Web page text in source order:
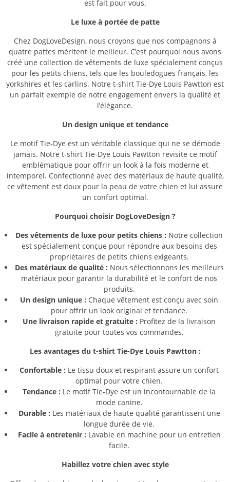
est fait pour vous.
Le luxe à portée de patte
Chez DogLoveDesign, nous croyons que nos compagnons à
quatre pattes méritent le meilleur. C’est pourquoi nous avons
créé une collection de vêtements de luxe spécialement conçus
pour les petits chiens, tels que les bouledogues français, les
yorkshires et les carlins. Notre t-shirt Tie-Dye Louis Pawtton est
un parfait exemple de notre engagement envers la qualité et
l’élégance.
Un design unique et tendance
Le motif Tie-Dye est un véritable classique qui ne se démode
jamais. Notre t-shirt Tie-Dye Louis Pawtton revisite ce motif
emblématique pour offrir un look à la fois moderne et
intemporel. Confectionné avec des matériaux de haute qualité,
ce vêtement est doux pour la peau de votre chien et lui assure
un confort optimal.
Pourquoi choisir DogLoveDesign ?
Des vêtements de luxe pour petits chiens : Notre collection
est spécialement conçue pour répondre aux besoins des
propriétaires de petits chiens exigeants.
Des matériaux de qualité : Nous sélectionnons les meilleurs
matériaux pour garantir la durabilité et le confort de nos
produits.
Un design unique : Chaque vêtement est conçu avec soin
pour offrir un look original et tendance.
Une livraison rapide et gratuite : Profitez de la livraison
gratuite pour toutes vos commandes.
Les avantages du t-shirt Tie-Dye Louis Pawtton :
Confortable : Le tissu doux et respirant assure un confort
optimal pour votre chien.
Tendance : Le motif Tie-Dye est un incontournable de la
mode canine.
Durable : Les matériaux de haute qualité garantissent une
longue durée de vie.
Facile à entretenir : Lavable en machine pour un entretien
facile.
Habillez votre chien avec style